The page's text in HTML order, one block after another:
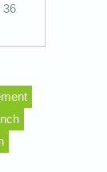
36